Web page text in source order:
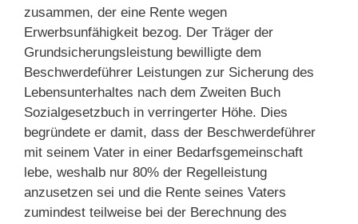
zusammen, der eine Rente wegen
Erwerbsunfähigkeit bezog. Der Träger der
Grundsicherungsleistung bewilligte dem
Beschwerdeführer Leistungen zur Sicherung des
Lebensunterhaltes nach dem Zweiten Buch
Sozialgesetzbuch in verringerter Höhe. Dies
begründete er damit, dass der Beschwerdeführer
mit seinem Vater in einer Bedarfsgemeinschaft
lebe, weshalb nur 80% der Regelleistung
anzusetzen sei und die Rente seines Vaters
zumindest teilweise bei der Berechnung des